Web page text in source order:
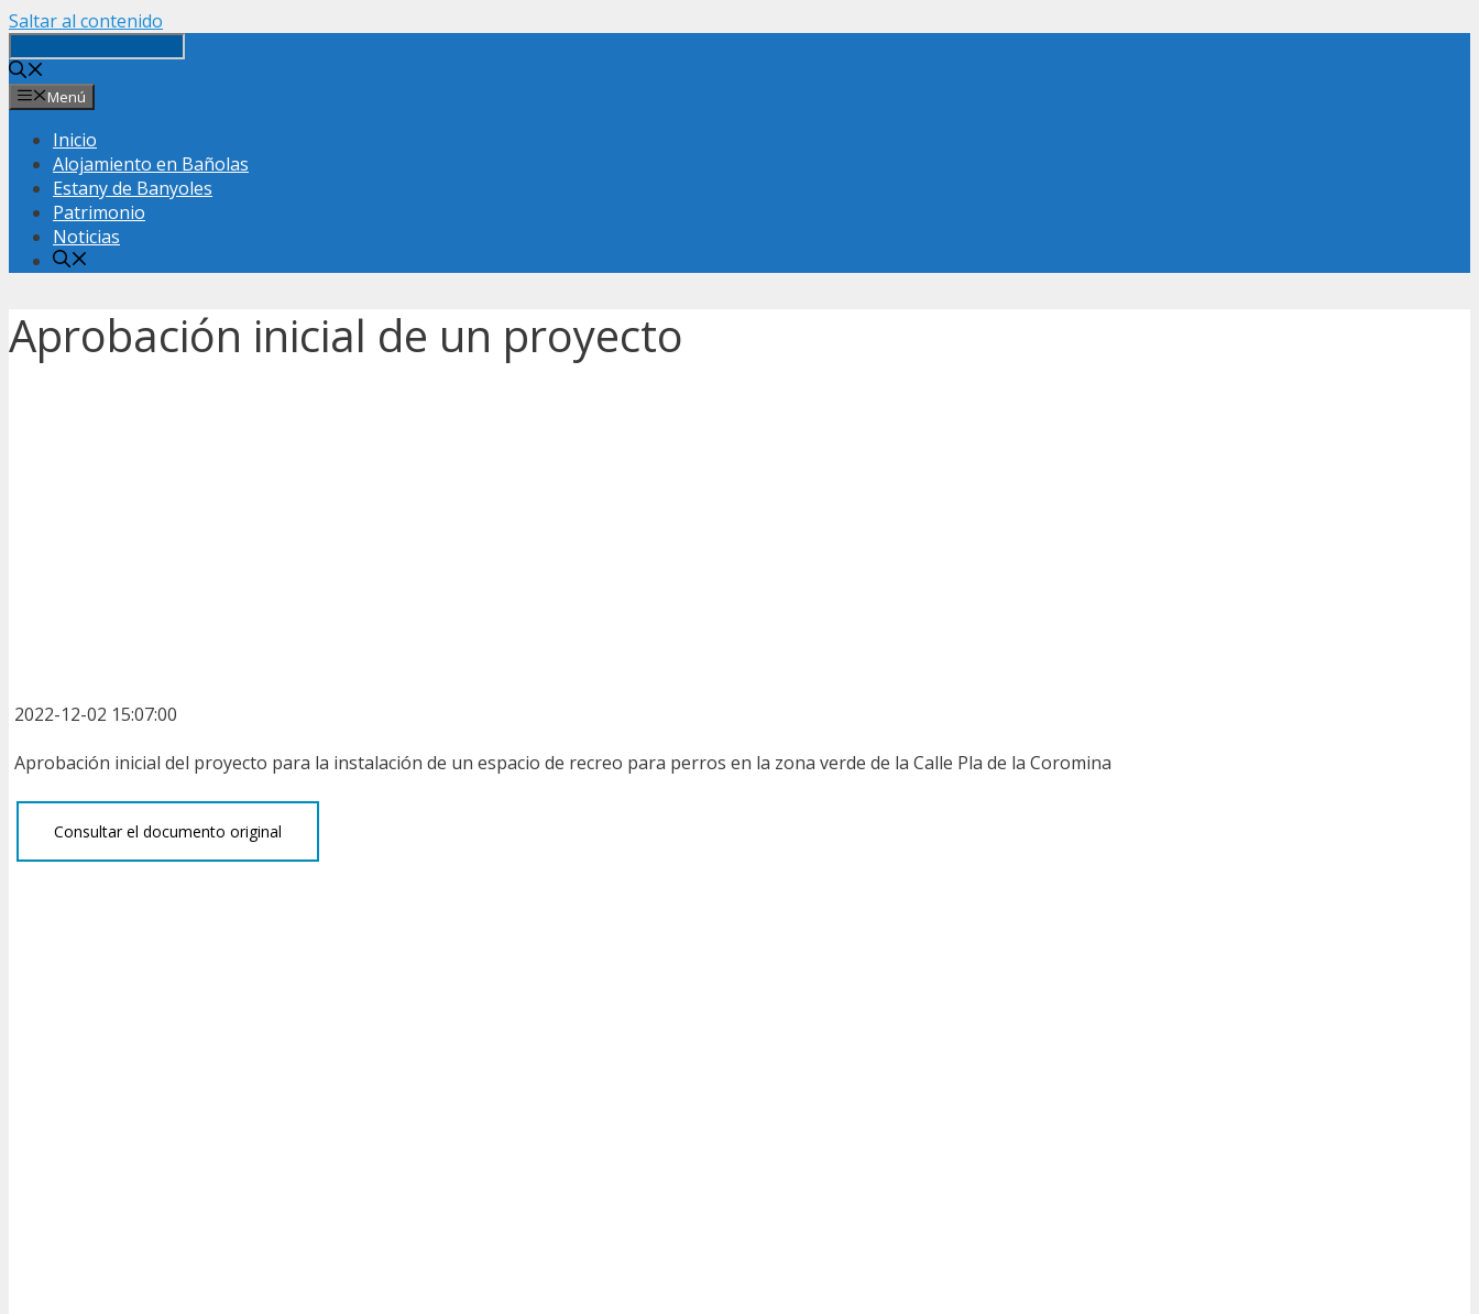
Saltar al contenido
Menú
Inicio
Alojamiento en Bañolas
Estany de Banyoles
Patrimonio
Noticias
Aprobación inicial de un proyecto
2022-12-02 15:07:00
Aprobación inicial del proyecto para la instalación de un espacio de recreo para perros en la zona verde de la Calle Pla de la Coromina
Consultar el documento original